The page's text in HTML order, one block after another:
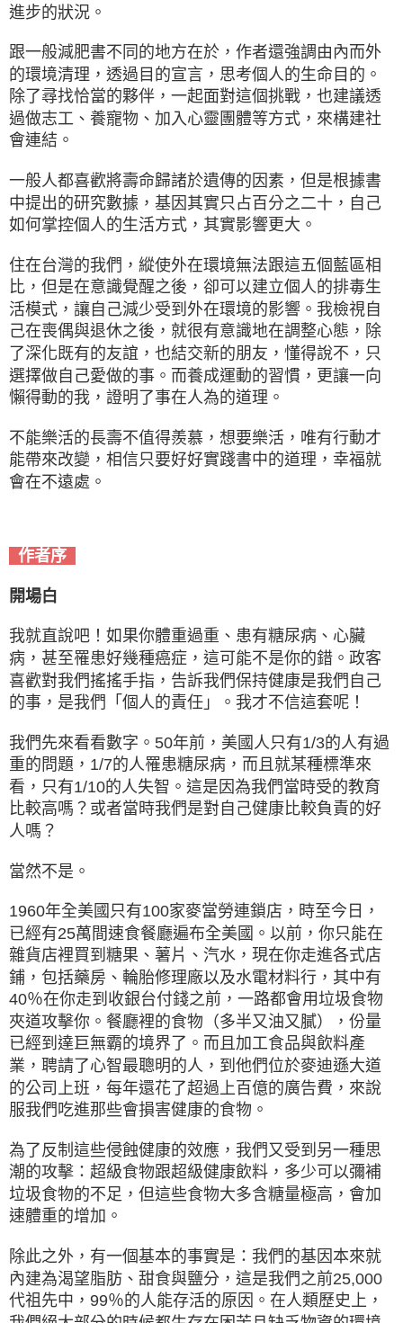
進步的狀況。
跟一般減肥書不同的地方在於，作者還強調由內而外
的環境清理，透過目的宣言，思考個人的生命目的。
除了尋找恰當的夥伴，一起面對這個挑戰，也建議透
過做志工、養寵物、加入心靈團體等方式，來構建社
會連結。
一般人都喜歡將壽命歸諸於遺傳的因素，但是根據書
中提出的研究數據，基因其實只占百分之二十，自己
如何掌控個人的生活方式，其實影響更大。
住在台灣的我們，縱使外在環境無法跟這五個藍區相
比，但是在意識覺醒之後，卻可以建立個人的排毒生
活模式，讓自己減少受到外在環境的影響。我檢視自
己在喪偶與退休之後，就很有意識地在調整心態，除
了深化既有的友誼，也結交新的朋友，懂得說不，只
選擇做自己愛做的事。而養成運動的習慣，更讓一向
懶得動的我，證明了事在人為的道理。
不能樂活的長壽不值得羨慕，想要樂活，唯有行動才
能帶來改變，相信只要好好實踐書中的道理，幸福就
會在不遠處。
作者序
開場白
我就直說吧！如果你體重過重、患有糖尿病、心臟
病，甚至罹患好幾種癌症，這可能不是你的錯。政客
喜歡對我們搖搖手指，告訴我們保持健康是我們自己
的事，是我們「個人的責任」。我才不信這套呢！
我們先來看看數字。50年前，美國人只有1/3的人有過
重的問題，1/7的人罹患糖尿病，而且就某種標準來
看，只有1/10的人失智。這是因為我們當時受的教育
比較高嗎？或者當時我們是對自己健康比較負責的好
人嗎？
當然不是。
1960年全美國只有100家麥當勞連鎖店，時至今日，
已經有25萬間速食餐廳遍布全美國。以前，你只能在
雜貨店裡買到糖果、薯片、汽水，現在你走進各式店
鋪，包括藥房、輪胎修理廠以及水電材料行，其中有
40％在你走到收銀台付錢之前，一路都會用垃圾食物
夾道攻擊你。餐廳裡的食物（多半又油又膩），份量
已經到達巨無霸的境界了。而且加工食品與飲料產
業，聘請了心智最聰明的人，到他們位於麥迪遜大道
的公司上班，每年還花了超過上百億的廣告費，來說
服我們吃進那些會損害健康的食物。
為了反制這些侵蝕健康的效應，我們又受到另一種思
潮的攻擊：超級食物跟超級健康飲料，多少可以彌補
垃圾食物的不足，但這些食物大多含糖量極高，會加
速體重的增加。
除此之外，有一個基本的事實是：我們的基因本來就
內建為渴望脂肪、甜食與鹽分，這是我們之前25,000
代祖先中，99％的人能存活的原因。在人類歷史上，